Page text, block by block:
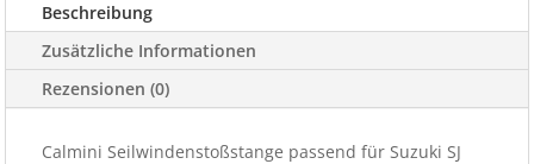
Beschreibung
Zusätzliche Informationen
Rezensionen (0)
Calmini Seilwindenstoßstange passend für Suzuki SJ